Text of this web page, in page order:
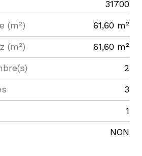
31700
(m²) 61,60 m²
(m²) 61,60 m²
2
3
1
NON